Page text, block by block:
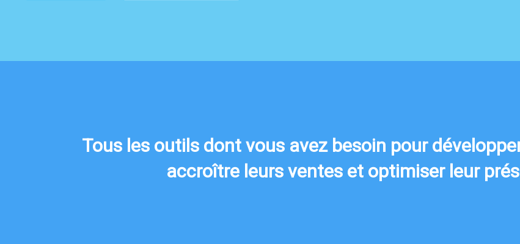
Tous les outils dont vous avez besoin pour
accroître leurs ventes et optimiser leur